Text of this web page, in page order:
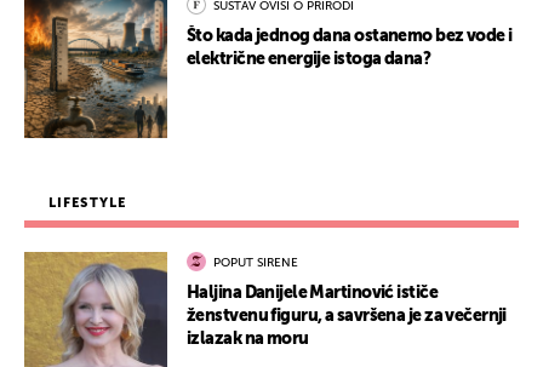
SUSTAV OVISI O PRIRODI
Što kada jednog dana ostanemo bez vode i
električne energije istoga dana?
LIFESTYLE
POPUT SIRENE
Haljina Danijele Martinović ističe
ženstvenu figuru, a savršena je za večernji
izlazak na moru